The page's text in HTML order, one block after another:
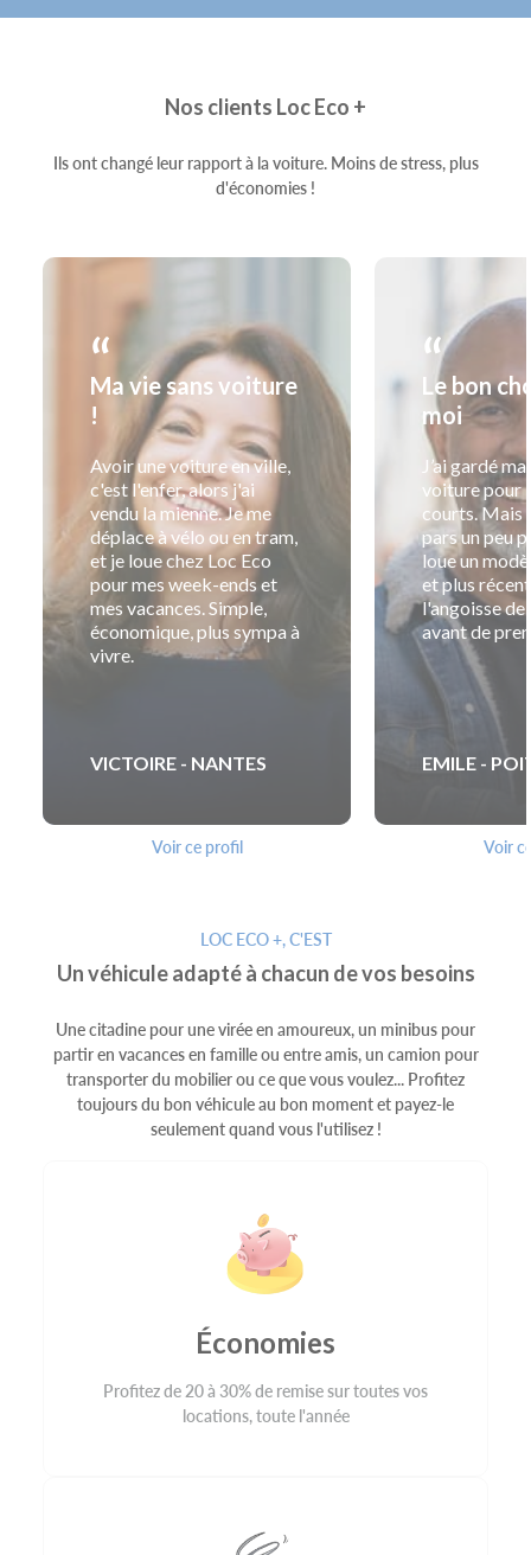
Nos clients Loc Eco +
Ils ont changé leur rapport à la voiture. Moins de stress, plus
d'économies !
“
Ma vie sans voiture
!
Avoir une voiture en ville,
c'est l'enfer, alors j'ai
vendu la mienne. Je me
déplace à vélo ou en tram,
et je loue chez Loc Eco
pour mes week-ends et
mes vacances. Simple,
économique, plus sympa à
vivre.
VICTOIRE - NANTES
Voir ce profil
“
Le bon
moi
J’ai gardé
voiture pour
courts. Mais
pars un peu
loue un
et plus
l'angoisse de
avant de
EMILE -
Voir
LOC ECO +, C'EST
Un véhicule adapté à chacun de vos besoins
Une citadine pour une virée en amoureux, un minibus pour
partir en vacances en famille ou entre amis, un camion pour
transporter du mobilier ou ce que vous voulez... Profitez
toujours du bon véhicule au bon moment et payez-le
seulement quand vous l'utilisez !
Économies
Profitez de 20 à 30% de remise sur toutes vos
locations, toute l'année